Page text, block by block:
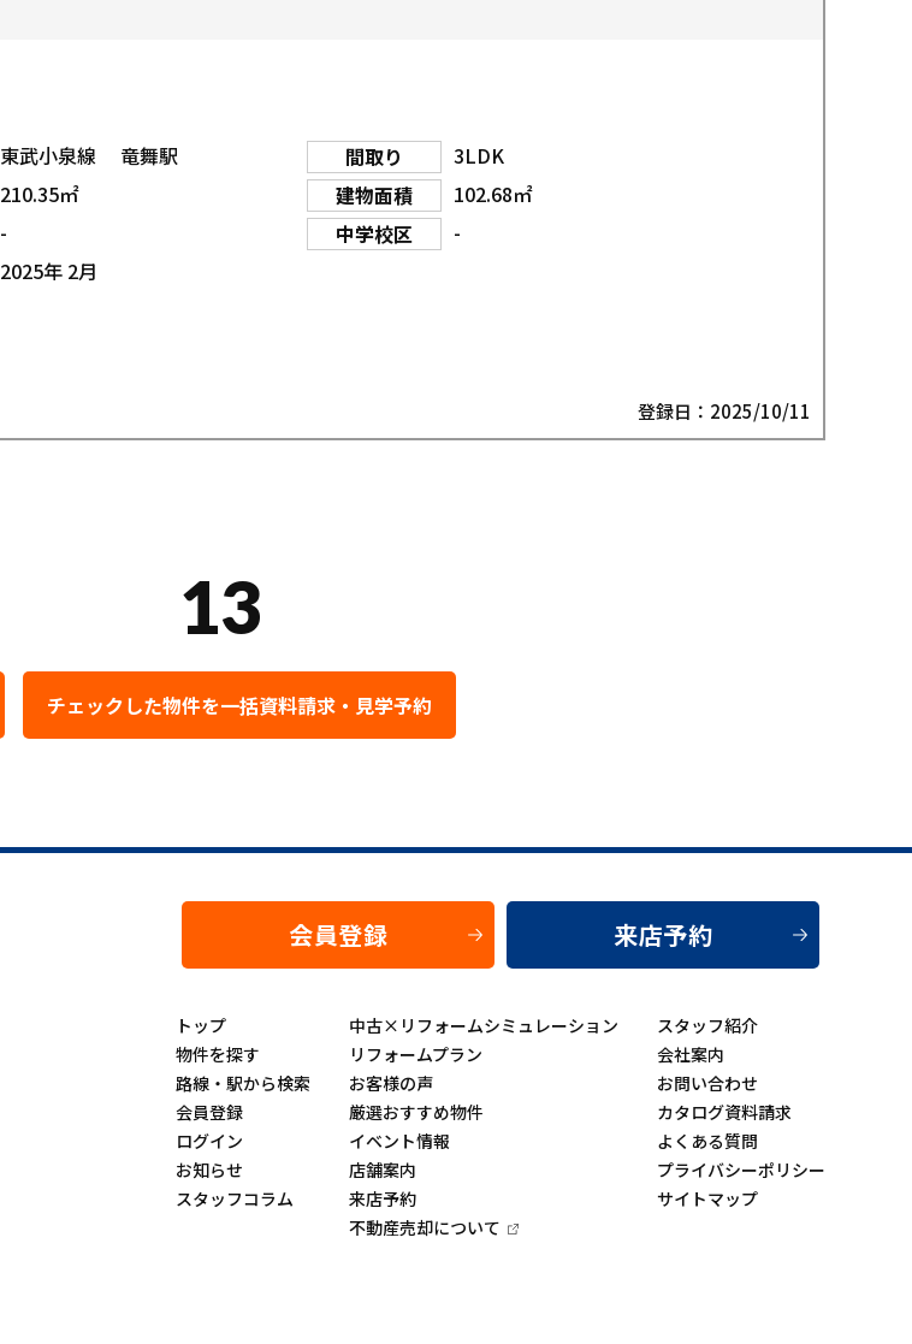
東武小泉線 竜舞駅 間取り
3LDK
210.35㎡ 建物面積
102.68㎡
- 中学校区
-
2025年 2月
登録日：2025/10/11
13
会員登録 来店予約
トップ
物件を探す
路線・駅から検索
会員登録
ログイン
お知らせ
スタッフコラム
中古×リフォームシミュレーション
リフォームプラン
お客様の声
厳選おすすめ物件
イベント情報
店舗案内
来店予約
不動産売却について
スタッフ紹介
会社案内
お問い合わせ
カタログ資料請求
よくある質問
プライバシーポリシー
サイトマップ